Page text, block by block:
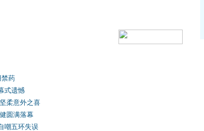
禁药
式遗憾
柔意外之喜
圆满落幕
嘲五环失误